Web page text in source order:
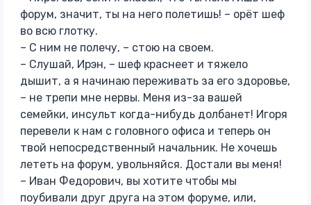
форум, значит, ты на него полетишь! – орёт шеф
во всю глотку.
– С ним не полечу, – стою на своем.
– Слушай, Ирэн, – шеф краснеет и тяжело
дышит, а я начинаю переживать за его здоровье,
– не трепи мне нервы. Меня из-за вашей
семейки, инсульт когда-нибудь долбанет! Игоря
перевели к нам с головного офиса и теперь он
твой непосредственный начальник. Не хочешь
лететь на форум, увольняйся. Достали вы меня!
– Иван Федорович, вы хотите чтобы мы
поубивали друг друга на этом форуме, или,